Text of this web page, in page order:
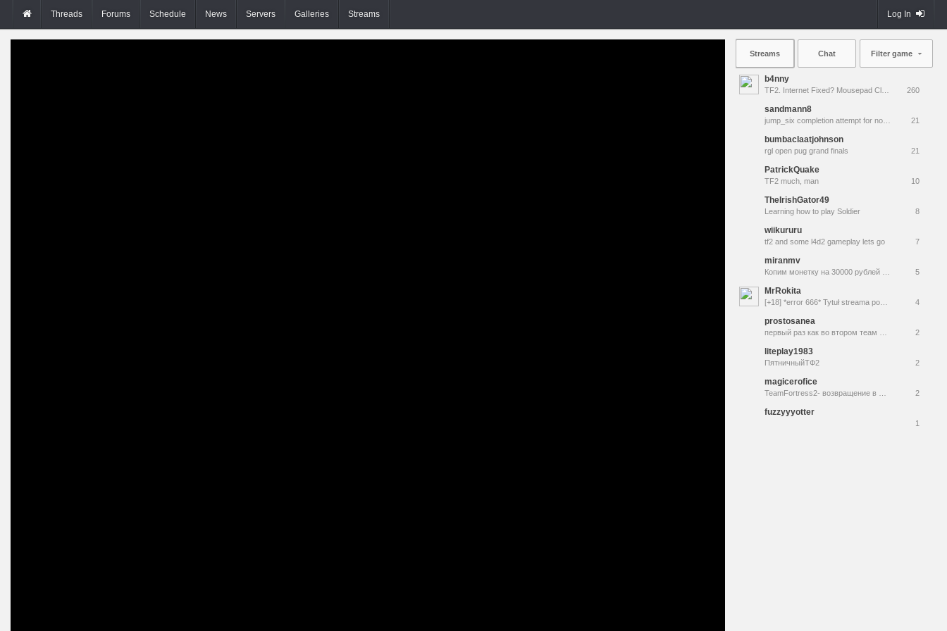
Threads Forums Schedule News Servers Galleries Streams Log In
Streams Chat Filter game
b4nny
260
sandmann8
21
bumbaclaatjohnson
rgl open pug grand finals 21
PatrickQuake
TF2 much, man 10
TheIrishGator49
Learning how to play Soldier 8
wiikururu
tf2 and some l4d2 gameplay lets go 7
miranmv
5
MrRokita
4
prostosanea
2
liteplay1983
ПятничныйТФ2 2
magicerofice
2
fuzzyyyotter
1